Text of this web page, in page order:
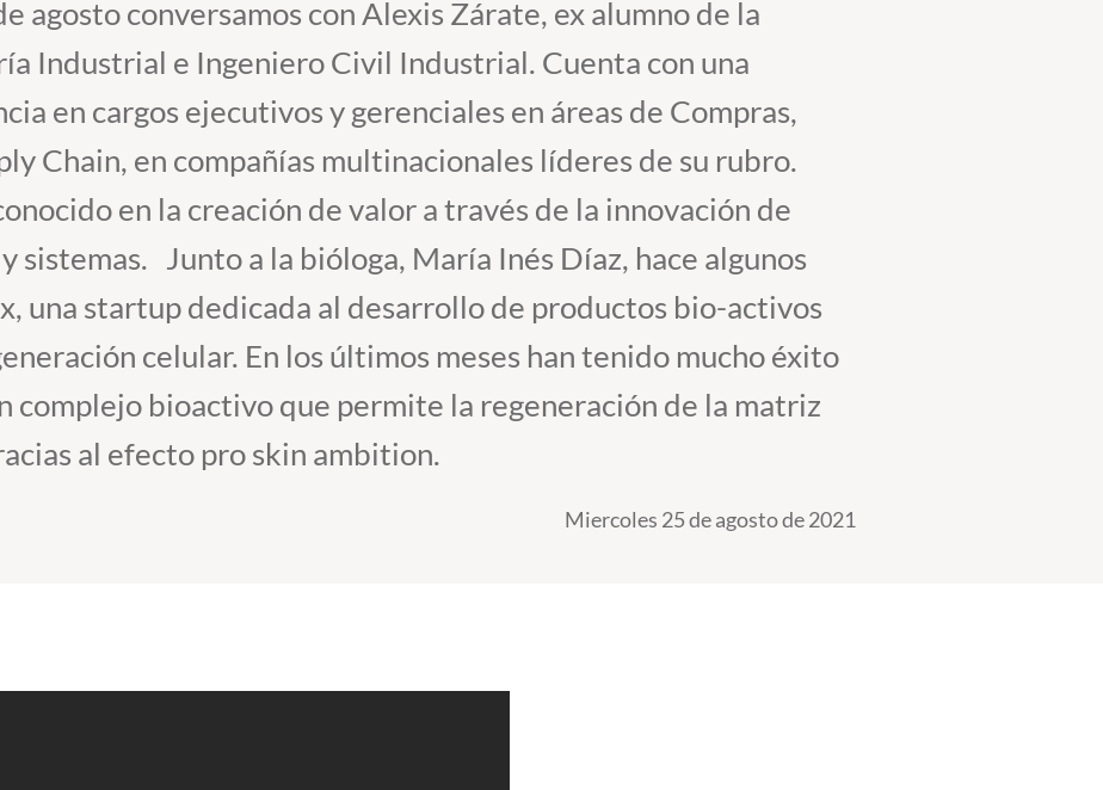
agosto conversamos con Alexis Zárate, ex alumno de la
Industrial e Ingeniero Civil Industrial. Cuenta con una
en cargos ejecutivos y gerenciales en áreas de Compras,
Chain, en compañías multinacionales líderes de su rubro.
en la creación de valor a través de la innovación de
sistemas. Junto a la bióloga, María Inés Díaz, hace algunos
una startup dedicada al desarrollo de productos bio-activos
celular. En los últimos meses han tenido mucho éxito
complejo bioactivo que permite la regeneración de la matriz
al efecto pro skin ambition.
Miercoles 25 de agosto de 2021